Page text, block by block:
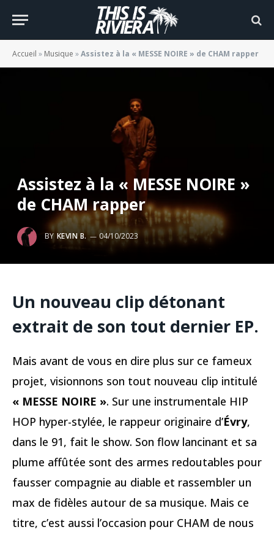
Accueil » Musique »Assistez à la « MESSE NOIRE » de CHAM rapper
Assistez à la « MESSE NOIRE »
de CHAM rapper
BY KEVIN B. 04/10/2023
Un nouveau clip détonant
extrait de son tout dernier EP.
Mais avant de vous en dire plus sur ce fameux
projet, visionnons son tout nouveau clip intitulé
« MESSE NOIRE ». Sur une instrumentale HIP
HOP hyper-stylée, le rappeur originaire d’Évry,
dans le 91, fait le show. Son flow lancinant et sa
plume affûtée sont des armes redoutables pour
fausser compagnie au diable et rassembler un
max de fidèles autour de sa musique. Mais ce
titre, c’est aussi l’occasion pour CHAM de nous